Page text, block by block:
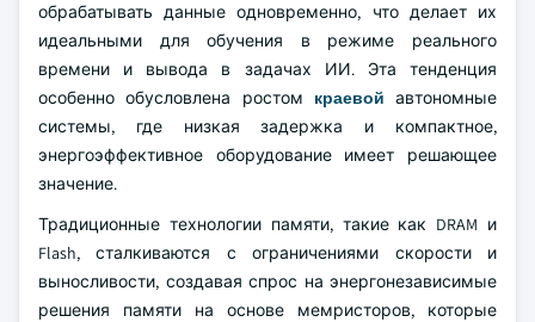
обрабатывать данные одновременно, что делает их
идеальными для обучения в режиме реального
времени и вывода в задачах ИИ. Эта тенденция
особенно обусловлена ростом краевой автономные
системы, где низкая задержка и компактное,
энергоэффективное оборудование имеет решающее
значение.
Традиционные технологии памяти, такие как DRAM и
Flash, сталкиваются с ограничениями скорости и
выносливости, создавая спрос на энергонезависимые
решения памяти на основе мемристоров, которые